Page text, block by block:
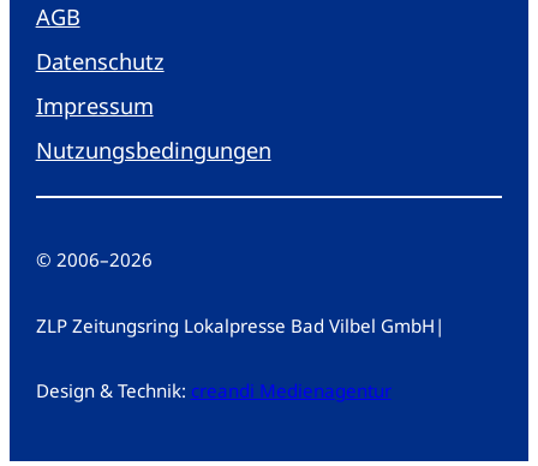
AGB
Datenschutz
Impressum
Nutzungsbedingungen
© 2006–2026
ZLP Zeitungsring Lokalpresse Bad Vilbel GmbH |
Design & Technik: creandi Medienagentur